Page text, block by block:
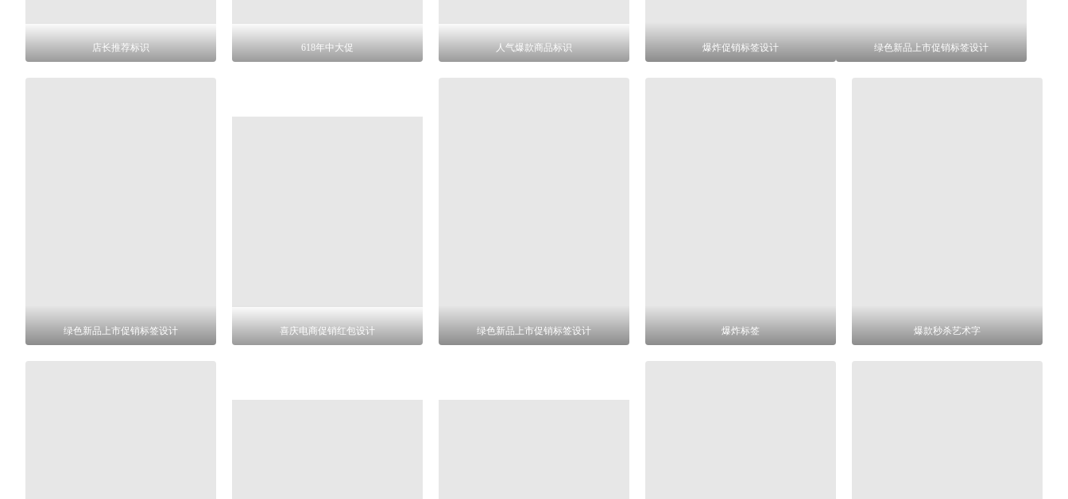
店长推荐标识 618年中大促 人气爆款商品标识 爆炸促销标签设计 绿色新品上市促销标签设计
绿色新品上市促销标签设计 喜庆电商促销红包设计 绿色新品上市促销标签设计 爆炸标签 爆款秒杀艺术字